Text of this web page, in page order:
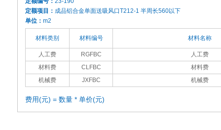
定额项目： 成品铝合金单面送吸风口T212-1 半周长560以下
单位： m2
材料类别 材料编号 材料名称
人工费 RGFBC
人工费
材料费
CLFBC
材料费
机械费
JXFBC 机械费
费用(元) = 数量 * 单价(元)